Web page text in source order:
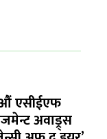
एसीईएफ
अवाड्र्स